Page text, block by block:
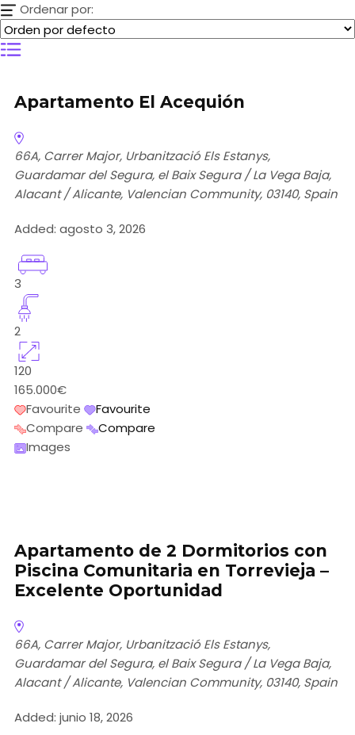
Ordenar por:
Apartamento El Acequión
66A, Carrer Major, Urbanització Els Estanys,
Guardamar del Segura, el Baix Segura / La Vega Baja,
Alacant / Alicante, Valencian Community, 03140, Spain
Added: agosto 3, 2026
3
2
120
165.000€
Favourite
Favourite
Compare
Compare
Images
Apartamento de 2 Dormitorios con
Piscina Comunitaria en Torrevieja –
Excelente Oportunidad
66A, Carrer Major, Urbanització Els Estanys,
Guardamar del Segura, el Baix Segura / La Vega Baja,
Alacant / Alicante, Valencian Community, 03140, Spain
Added: junio 18, 2026